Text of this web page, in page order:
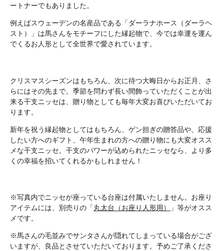
ートナーでもありました。
例えばスウェーデンの名産品である「ダーラナホース（ダーラヘ
スト）」は馬さんをモチーフにした縁起物で、今では幸運を運ん
でくるお人形として全世界で愛されています。
クリスマスシーズンはもちろん、次に待つ大晦日からお正月、さ
らにはその先まで。季節を問わず長い間飾っていただくことが出
来る干支ニッセは、贈り物としても毎年大変お喜びいただいてお
ります。
新年を祝う縁起物としてはもちろん、ゲン担ぎの贈答品や、応援
したい方へのギフト、午年生まれの方への贈り物にも大変オスス
メな干支ニッセ。干支のパワーが込められたニッセなら、より多
くの幸福を招いてくれるかもしれません！
※写真内でニッセが座っている台座は付属いたしません。お座り
アイテムには、別売りの「丸太台（お座り人形用）
」等がオスス
メです。
※馬さんの毛並みでサンタさんが隠れてしまっている場合がござ
いますが、良品とさせていただいております。予めご了承くださ